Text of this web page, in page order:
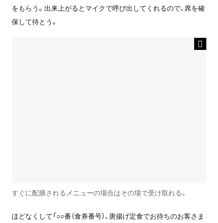
をもらう。出来上がるとマイクで呼び出してくれるので、席を確
保して待とう。
すぐに配膳されるメニューの場合はその場で受け取れる。
ほどなくして「○○番（食券番号）、唐揚げ定食でお待ちのお客さま